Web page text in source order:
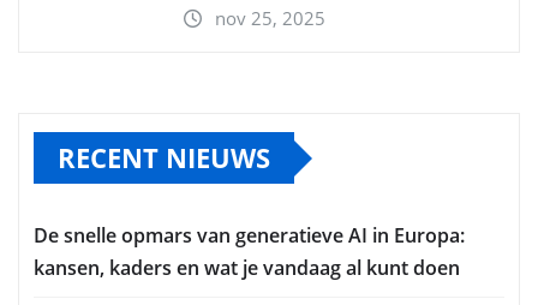
nov 25, 2025
RECENT NIEUWS
De snelle opmars van generatieve AI in Europa:
kansen, kaders en wat je vandaag al kunt doen